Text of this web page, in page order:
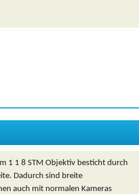
1 1 8 STM Objektiv besticht durch
Dadurch sind breite
auch mit normalen Kameras